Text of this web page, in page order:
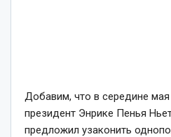
Добавим, что в середине
президент Энрике Пенья
предложил узаконить